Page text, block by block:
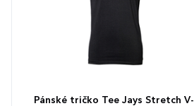
Pánské tričko Tee Jays Stretch V-